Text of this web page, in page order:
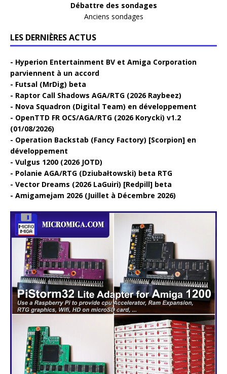
Débattre des sondages
Anciens sondages
LES DERNIÈRES ACTUS
Hyperion Entertainment BV et Amiga Corporation
parviennent à un accord
Futsal (MrDig) beta
Raptor Call Shadows AGA/RTG (2026 Raybeez)
Nova Squadron (Digital Team) en développement
OpenTTD FR OCS/AGA/RTG (2026 Korycki) v1.2
(01/08/2026)
Operation Backstab (Fancy Factory) [Scorpion] en
développement
Vulgus 1200 (2026 JOTD)
Polanie AGA/RTG (Dziubałtowski) beta RTG
Vector Dreams (2026 LaGuiri) [Redpill] beta
Amigamejam 2026 (Juillet à Décembre 2026)